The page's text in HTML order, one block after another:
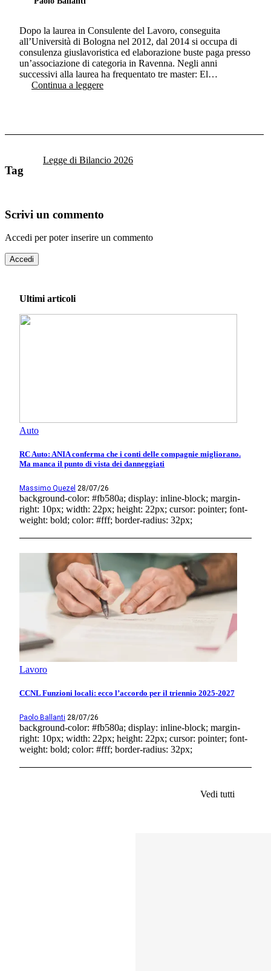
Dopo la laurea in Consulente del Lavoro, conseguita
all’Università di Bologna nel 2012, dal 2014 si occupa di
consulenza giuslavoristica ed elaborazione buste paga presso
un’associazione di categoria in Ravenna. Negli anni
successivi alla laurea ha frequentato tre master: El…
Continua a leggere
Tag
Legge di Bilancio 2026
Scrivi un commento
Accedi per poter inserire un commento
Accedi
Ultimi articoli
Auto
RC Auto: ANIA conferma che i conti delle compagnie migliorano.
Ma manca il punto di vista dei danneggiati
Massimo Quezel 28/07/26
background-color: #fb580a; display: inline-block; margin-
right: 10px; width: 22px; height: 22px; cursor: pointer; font-
weight: bold; color: #fff; border-radius: 32px;
Lavoro
CCNL Funzioni locali: ecco l’accordo per il triennio 2025-2027
Paolo Ballanti 28/07/26
background-color: #fb580a; display: inline-block; margin-
right: 10px; width: 22px; height: 22px; cursor: pointer; font-
weight: bold; color: #fff; border-radius: 32px;
Vedi tutti